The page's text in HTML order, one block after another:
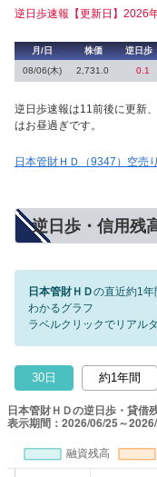
逆日歩速報【更新日】2026
月/日 株価 逆日歩
08/06(木)
2,731.0 0.1
逆日歩速報は11前後に更新
はお昼過ぎです。
日本管財ＨＤ（9347）空売
逆日歩・信用残
日本管財ＨＤの直近約1年
わかるグラフ
ラベルクリックでリアル
30日 約1年間